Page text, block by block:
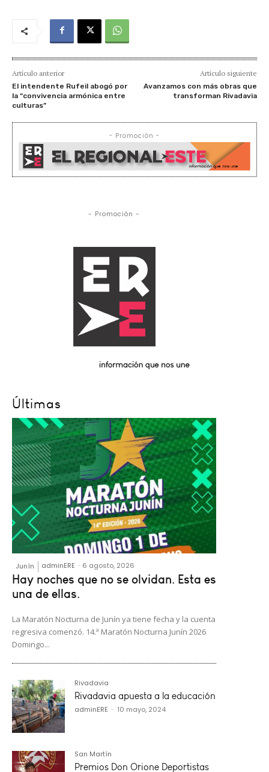
Artículo anterior
El intendente Rufeil abogó por
la “convivencia armónica entre
culturas”
Artículo siguiente
Avanzamos con más obras que
transforman Rivadavia
- Promoción -
- Promoción -
Últimas
Junín adminERE - 6 agosto, 2026
Hay noches que no se olvidan. Esta es
una de ellas.
La Maratón Nocturna de Junín ya tiene fecha y la cuenta
regresiva comenzó. 14.ª Maratón Nocturna Junín 2026
Domingo...
Rivadavia
Rivadavia apuesta a la educación
adminERE - 10 mayo, 2024
San Martín
Premios Don Orione Deportistas